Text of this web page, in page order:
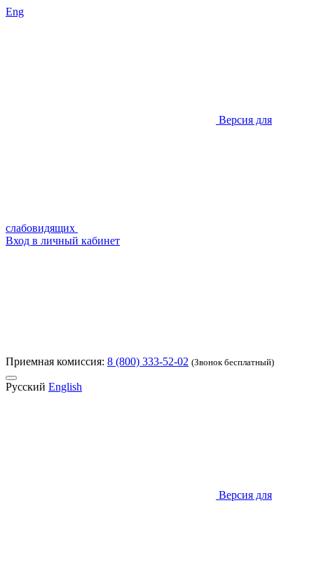
Eng
Версия для
слабовидящих
Вход в личный кабинет
Приемная комиссия: 8 (800) 333-52-02 (Звонок бесплатный)
Русский English
Версия для